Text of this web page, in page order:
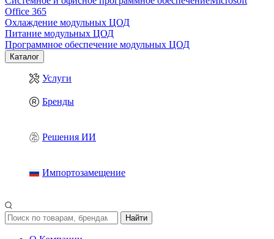
Office 365
Охлаждение модульных ЦОД
Питание модульных ЦОД
Программное обеспечение модульных ЦОД
Каталог
Услуги
Бренды
Решения ИИ
Импортозамещение
Найти